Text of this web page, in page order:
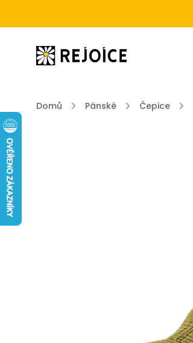
Domů / Pánské / Čepice /